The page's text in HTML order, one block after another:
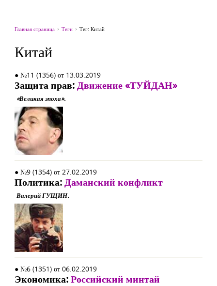
Главная страница Теги Тег: Китай
Китай
● №11 (1356) от 13.03.2019
Защита прав:Движение «ТУЙДАН»
«Великая эпоха».
● №9 (1354) от 27.02.2019
Политика:Даманский конфликт
Валерий ГУЩИН.
● №6 (1351) от 06.02.2019
Экономика:Российский минтай